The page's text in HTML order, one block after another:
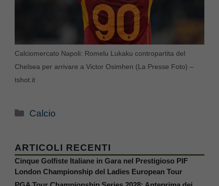
Calciomercato Napoli: Romelu Lukaku contropartita del
Chelsea per arrivare a Victor Osimhen (La Presse Foto) –
tshot.it
Categorie
Calcio
ARTICOLI RECENTI
Cinque Golfiste Italiane in Gara nel Prestigioso PIF
London Championship del Ladies European Tour